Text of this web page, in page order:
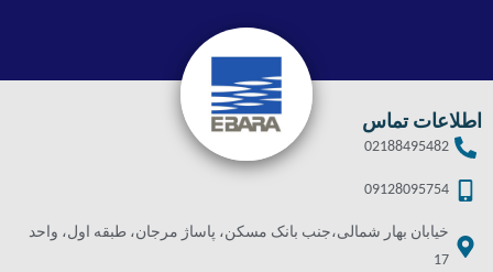
اطلاعات تماس
02188495482
09128095754
خیابان بهار شمالی،جنب بانک مسکن، پاساژ مرجان، طبقه اول، واحد
17